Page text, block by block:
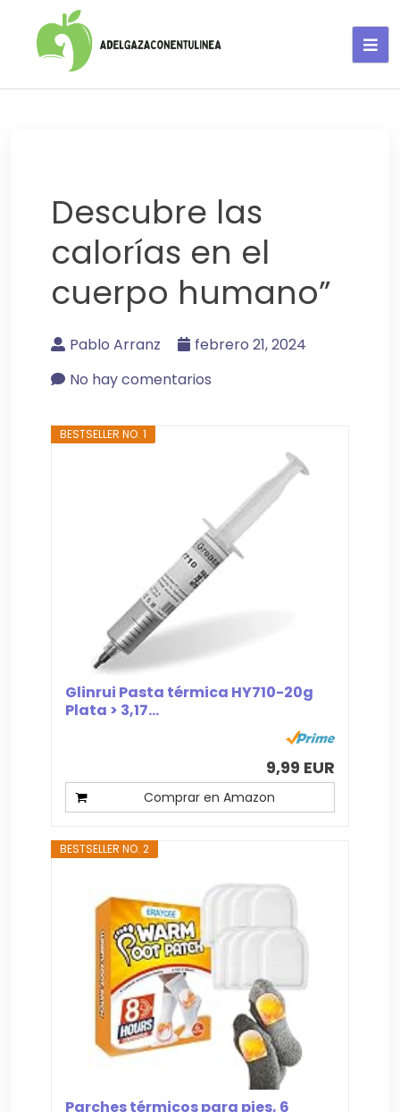
Descubre las
calorías en el
cuerpo humano”
Pablo Arranz
febrero 21, 2024
No hay comentarios
BESTSELLER NO. 1
Glinrui Pasta térmica HY710-20g
Plata > 3,17...
9,99 EUR
Comprar en Amazon
BESTSELLER NO. 2
Parches térmicos para pies, 6